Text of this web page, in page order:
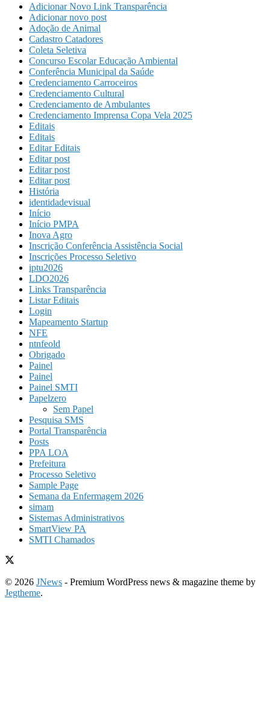
Adicionar Novo Link Transparência
Adicionar novo post
Adoção de Animal
Cadastro Catadores
Coleta Seletiva
Concurso Escolar Educação Ambiental
Conferência Municipal da Saúde
Credenciamento Carroceiros
Credenciamento Cultural
Credenciamento de Ambulantes
Credenciamento Imprensa Copa Vela 2025
Editais
Editais
Editar Editais
Editar post
Editar post
Editar post
História
identidadevisual
Início
Início PMPA
Inova Agro
Inscrição Conferência Assistência Social
Inscrições Processo Seletivo
iptu2026
LDO2026
Links Transparência
Listar Editais
Login
Mapeamento Startup
NFE
ntnfeold
Obrigado
Painel
Painel
Painel SMTI
Papelzero
Sem Papel
Pesquisa SMS
Portal Transparência
Posts
PPA LOA
Prefeitura
Processo Seletivo
Sample Page
Semana da Enfermagem 2026
simam
Sistemas Administrativos
SmartView PA
SMTI Chamados
© 2026 JNews - Premium WordPress news & magazine theme by
Jegtheme.